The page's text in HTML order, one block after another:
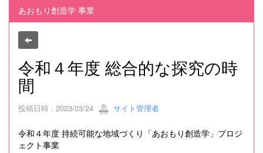
あおもり創造学 事業
令和４年度 総合的な探究の時
間
投稿日時 : 2023/03/24 サイト管理者
令和４年度 持続可能な地域づくり「あおもり創造学」プロジ
ェクト事業